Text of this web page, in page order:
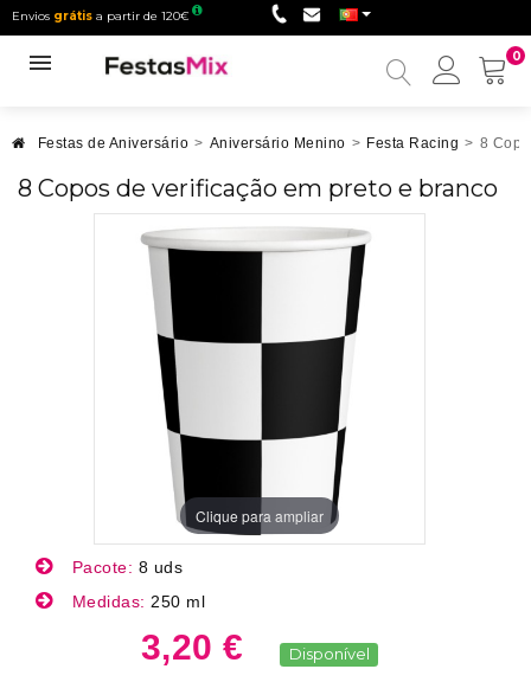
Envios grátis a partir de 120€
0
Minha
Festas de Aniversário > Aniversário Menino > Festa Racing > 8
8 Copos de verificação em preto e branco
Clique para ampliar
Pacote: 8 uds
Medidas: 250 ml
3,20 € Disponível